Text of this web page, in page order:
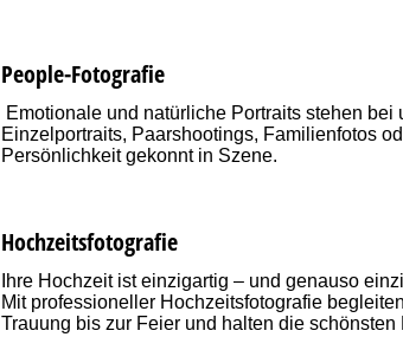
People-Fotografie
Emotionale und natürliche Portraits stehen
Einzelportraits, Paarshootings, Familienfotos
Persönlichkeit gekonnt in Szene.
Hochzeitsfotografie
Ihre Hochzeit ist einzigartig – und genauso
Mit professioneller Hochzeitsfotografie
Trauung bis zur Feier und halten die